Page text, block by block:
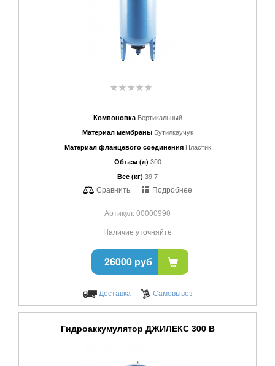
Компоновка Вертикальный
Материал мембраны Бутилкаучук
Материал фланцевого соединения Пластик
Объем (л) 300
Вес (кг) 39.7
Сравнить Подробнее
Артикул: 00000990
Наличие уточняйте
26000 руб
Доставка Самовывоз
Гидроаккумулятор ДЖИЛЕКС 300 В